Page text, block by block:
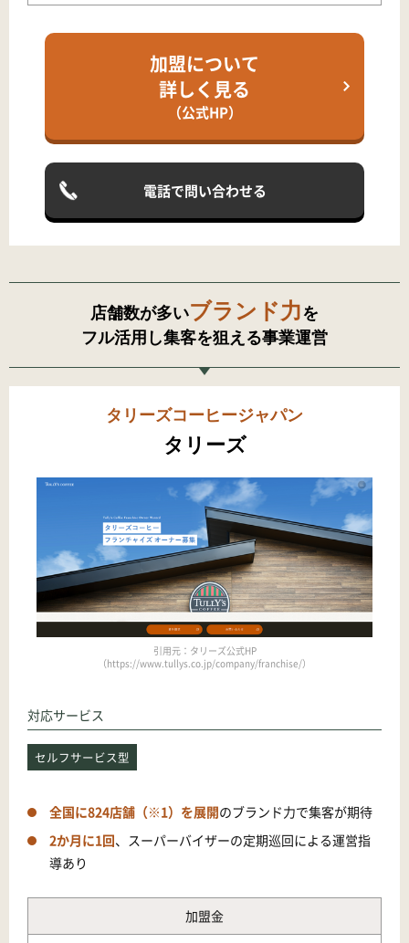
加盟について
詳しく見る
（公式HP）
電話で問い合わせる
店舗数が多いブランド力を
フル活用し集客を狙える事業運営
タリーズコーヒージャパン
タリーズ
引用元：タリーズ公式HP
（https://www.tullys.co.jp/company/franchise/）
対応サービス
セルフサービス型
全国に824店舗（※1）を展開のブランド力で集客が期待
2か月に1回、スーパーバイザーの定期巡回による運営指
導あり
加盟金